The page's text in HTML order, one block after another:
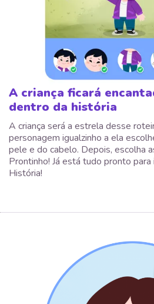
A criança ficará
dentro da história
A criança será a estrela desse
personagem igualzinho a ela
pele e do cabelo. Depois, escolha
Prontinho! Já está tudo pronto
História!